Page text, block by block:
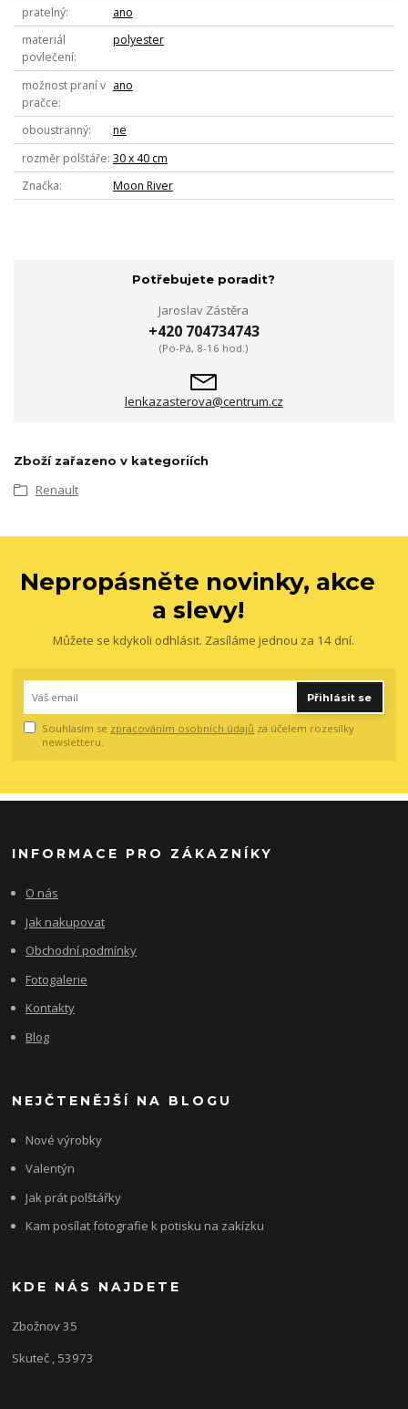
pratelný
ano
materiál
povlečení
polyester
možnost praní v
pračce
ano
oboustranný
ne
rozměr polštáře 30 x 40 cm
Značka
Moon River
Potřebujete poradit?
Jaroslav Zástěra
+420 704734743
(Po-Pá, 8-16 hod.)
lenkazasterova@centrum.cz
Zboží zařazeno v kategoriích
Renault
Nepropásněte novinky, akce
a slevy!
Můžete se kdykoli odhlásit. Zasíláme jednou za 14 dní.
Přihlásit se
Souhlasím se zpracováním osobních údajů za účelem rozesílky
newsletteru.
INFORMACE PRO ZÁKAZNÍKY
O nás
Jak nakupovat
Obchodní podmínky
Fotogalerie
Kontakty
Blog
NEJČTENĚJŠÍ NA BLOGU
Nové výrobky
Valentýn
Jak prát polštářky
Kam posílat fotografie k potisku na zakízku
KDE NÁS NAJDETE
Zbožnov 35
Skuteč , 53973